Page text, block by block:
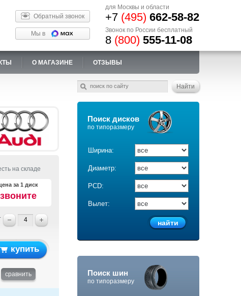
Обратный звонок
Мы в
для Москвы и области
+7 (495) 662-58-82
Звонок по России бесплатный
8 (800) 555-11-08
О МАГАЗИНЕ ОТЗЫВЫ
Поиск дисков
по типоразмеру
Ширина:
Диаметр:
PCD:
Вылет:
Поиск шин
по типоразмеру
на складе
за 1 диск
звоните
купить
сравнить